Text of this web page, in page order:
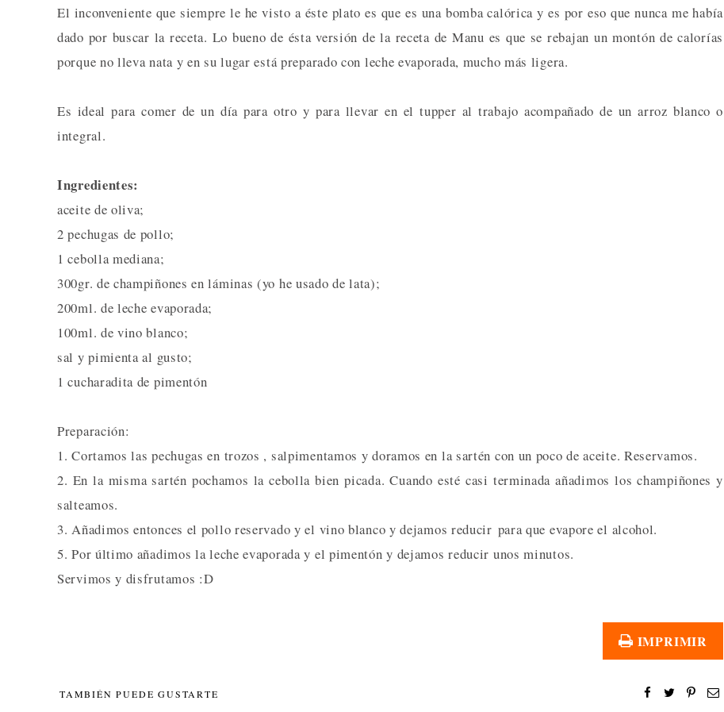
El inconveniente que siempre le he visto a éste plato es que es una bomba calórica y es por eso que nunca me había
dado por buscar la receta. Lo bueno de ésta versión de la receta de Manu es que se rebajan un montón de calorías
porque no lleva nata y en su lugar está preparado con leche evaporada, mucho más ligera.
Es ideal para comer de un día para otro y para llevar en el tupper al trabajo acompañado de un arroz blanco o
integral.
Ingredientes:
aceite de oliva;
2 pechugas de pollo;
1 cebolla mediana;
300gr. de champiñones en láminas (yo he usado de lata);
200ml. de leche evaporada;
100ml. de vino blanco;
sal y pimienta al gusto;
1 cucharadita de pimentón
Preparación:
1. Cortamos las pechugas en trozos , salpimentamos y doramos en la sartén con un poco de aceite. Reservamos.
2. En la misma sartén pochamos la cebolla bien picada. Cuando esté casi terminada añadimos los champiñones y
salteamos.
3. Añadimos entonces el pollo reservado y el vino blanco y dejamos reducir para que evapore el alcohol.
5. Por último añadimos la leche evaporada y el pimentón y dejamos reducir unos minutos.
Servimos y disfrutamos :D
IMPRIMIR
TAMBIÉN PUEDE GUSTARTE